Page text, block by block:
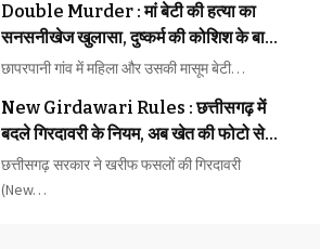
Double Murder : मां बेटी की हत्या का
सनसनीखेज खुलासा, दुष्कर्म की कोशिश के बाद
वारदात, 65 वर्षीय आरोपी गिरफ्तार
छापरपानी गांव में महिला और उसकी मासूम बेटी…
New Girdawari Rules : छत्तीसगढ़ में
बदले गिरदावरी के नियम, अब खेत की फोटो से
होगी फसल की पुष्टि
छत्तीसगढ़ सरकार ने खरीफ फसलों की गिरदावरी
(New…